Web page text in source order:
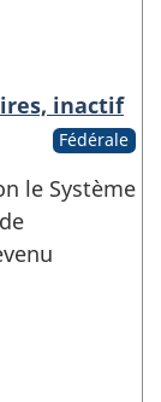
inactif
Fédérale
le Système